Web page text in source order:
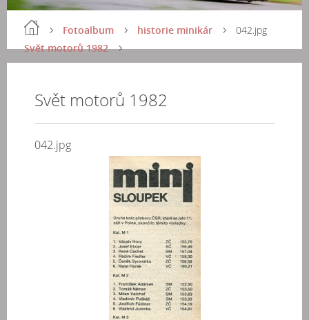
Fotoalbum
historie minikár
Svět motorů 1982
042.jpg
Svět motorů 1982
042.jpg